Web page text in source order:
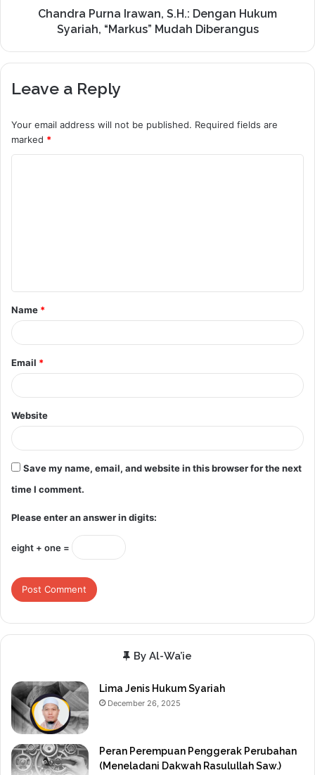
Chandra Purna Irawan, S.H.: Dengan Hukum
Syariah, “Markus” Mudah Diberangus
Leave a Reply
Your email address will not be published. Required fields are
marked *
t
*
Name *
Email *
Website
Save my name, email, and website in this browser for the next
time I comment.
Please enter an answer in digits:
eight + one =
By Al-Wa’ie
Lima Jenis Hukum Syariah
December 26, 2025
Peran Perempuan Penggerak Perubahan
(Meneladani Dakwah Rasulullah Saw.)